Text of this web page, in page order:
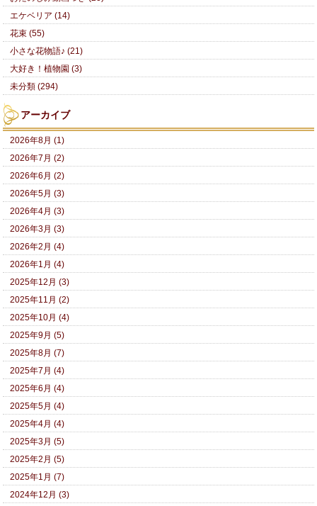
エケベリア (14)
花束 (55)
小さな花物語♪ (21)
大好き！植物園 (3)
未分類 (294)
アーカイブ
2026年8月 (1)
2026年7月 (2)
2026年6月 (2)
2026年5月 (3)
2026年4月 (3)
2026年3月 (3)
2026年2月 (4)
2026年1月 (4)
2025年12月 (3)
2025年11月 (2)
2025年10月 (4)
2025年9月 (5)
2025年8月 (7)
2025年7月 (4)
2025年6月 (4)
2025年5月 (4)
2025年4月 (4)
2025年3月 (5)
2025年2月 (5)
2025年1月 (7)
2024年12月 (3)